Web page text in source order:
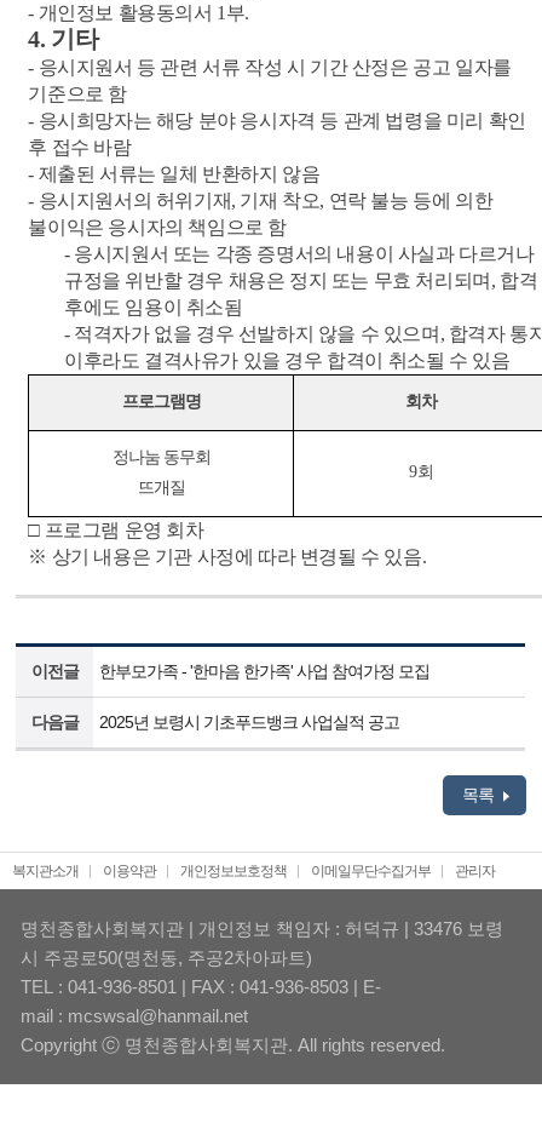
- 개인정보 활용동의서 1 부.
4. 기타
- 응시지원서 등 관련 서류 작성 시 기간 산정은 공고 일자를
기준으로 함
- 응시희망자는 해당 분야 응시자격 등 관계 법령을 미리 확인
후 접수 바람
- 제출된 서류는 일체 반환하지 않음
- 응시지원서의 허위기재, 기재 착오, 연락 불능 등에 의한
불이익은 응시자의 책임으로 함
- 응시지원서 또는 각종 증명서의 내용이 사실과 다르거나
규정을 위반할 경우 채용은 정지 또는 무효 처리되며 , 합격
후에도 임용이 취소됨
- 적격자가 없을 경우 선발하지 않을 수 있으며 , 합격자 통
이후라도 결격사유가 있을 경우 합격이 취소될 수 있음
프로그램명 회차
정나눔 동무회
뜨개질
9회
□ 프로그램 운영 회차
※ 상기 내용은 기관 사정에 따라 변경될 수 있음.
이전글 한부모가족 - '한마음 한가족' 사업 참여가정 모집
다음글 2025년 보령시 기초푸드뱅크 사업실적 공고
목록
복지관소개 이용약관 개인정보보호정책 이메일무단수집거부 관리자
명천종합사회복지관 | 개인정보 책임자 : 허덕규 | 33476 보령
시 주공로50(명천동, 주공2차아파트)
TEL : 041-936-8501 | FAX : 041-936-8503 | E-
mail : mcswsal@hanmail.net
Copyright ⓒ 명천종합사회복지관. All rights reserved.